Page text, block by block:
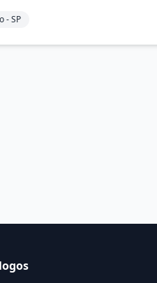
em Teorias e Técnicas
- SP